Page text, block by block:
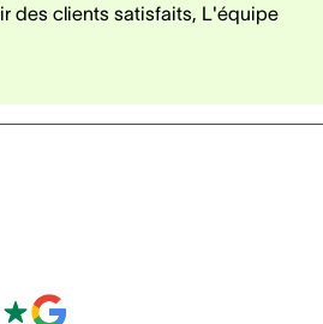
des clients satisfaits, L'équipe